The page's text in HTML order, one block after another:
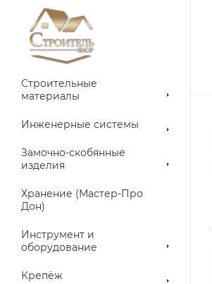
Строительные
материалы
Инженерные системы
Замочно-скобянные
изделия
Хранение (Мастер-Про
Дон)
Инструмент и
оборудование
Крепёж